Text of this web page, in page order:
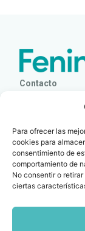
Para ofrecer las
cookies para
consentimiento de
comportamiento de
No consentir o
ciertas
Contacto
28001
915 759 800
Copyright ©
Todos los
reservados